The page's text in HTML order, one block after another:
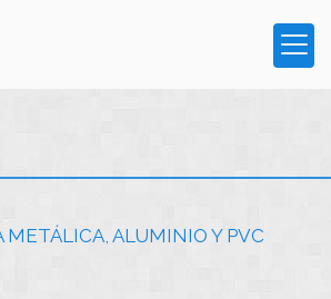
METÁLICA, ALUMINIO Y PVC